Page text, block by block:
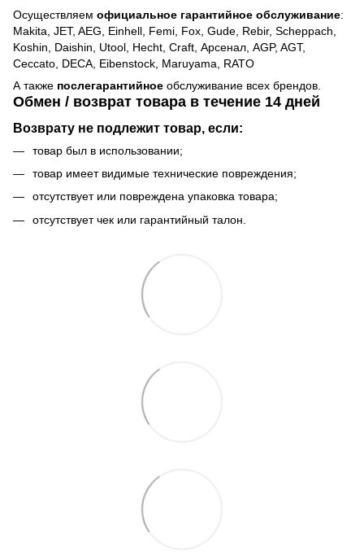
Осуществляем официальное гарантийное обслуживание:
Makita, JET, AEG, Einhell, Femi, Fox, Gude, Rebir, Scheppach,
Koshin, Daishin, Utool, Hecht, Craft, Арсенал, AGP, AGT,
Ceccato, DECA, Eibenstock, Maruyama, RATO
А также послегарантийное обслуживание всех брендов.
Обмен / возврат товара в течение 14 дней
Возврату не подлежит товар, если:
товар был в использовании;
товар имеет видимые технические повреждения;
отсутствует или повреждена упаковка товара;
отсутствует чек или гарантийный талон.